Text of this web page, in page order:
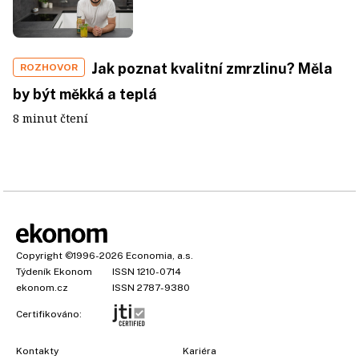
ROZHOVOR
Jak poznat kvalitní zmrzlinu? Měla
by být měkká a teplá
8 minut čtení
Copyright ©1996-2026 Economia, a.s.
Týdeník Ekonom
ISSN 1210-0714
ekonom.cz
ISSN 2787-9380
Certifikováno:
Kontakty Kariéra